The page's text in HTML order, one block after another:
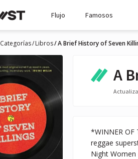
Flujo Famosos
Categorías Libros A Brief History of Seven
A
*WINNER OF
reggae
Night